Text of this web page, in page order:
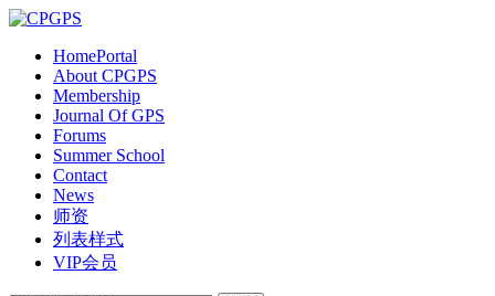
HomePortal
About CPGPS
Membership
Journal Of GPS
Forums
Summer School
Contact
News
师资
列表样式
VIP会员